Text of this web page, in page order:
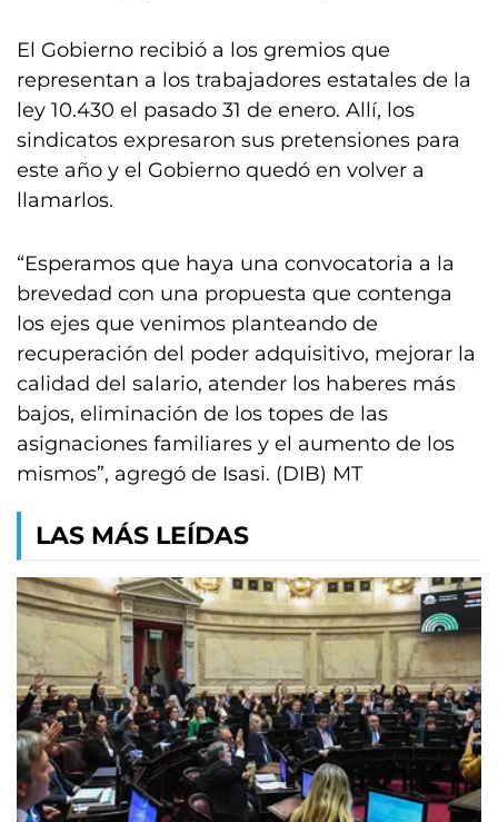
El Gobierno recibió a los gremios que
representan a los trabajadores estatales de la
ley 10.430 el pasado 31 de enero. Allí, los
sindicatos expresaron sus pretensiones para
este año y el Gobierno quedó en volver a
llamarlos.
“Esperamos que haya una convocatoria a la
brevedad con una propuesta que contenga
los ejes que venimos planteando de
recuperación del poder adquisitivo, mejorar la
calidad del salario, atender los haberes más
bajos, eliminación de los topes de las
asignaciones familiares y el aumento de los
mismos”, agregó de Isasi. (DIB) MT
LAS MÁS LEÍDAS